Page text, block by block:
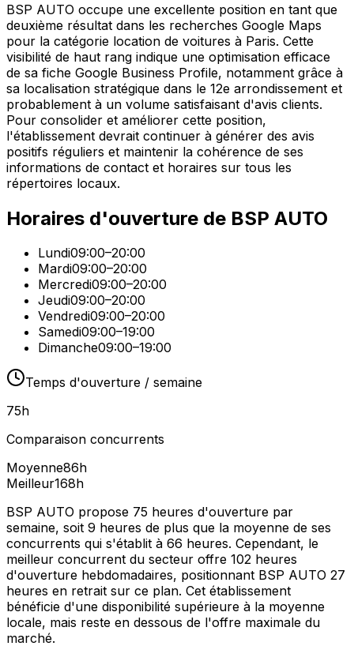
BSP AUTO occupe une excellente position en tant que
deuxième résultat dans les recherches Google Maps
pour la catégorie location de voitures à Paris. Cette
visibilité de haut rang indique une optimisation efficace
de sa fiche Google Business Profile, notamment grâce à
sa localisation stratégique dans le 12e arrondissement et
probablement à un volume satisfaisant d'avis clients.
Pour consolider et améliorer cette position,
l'établissement devrait continuer à générer des avis
positifs réguliers et maintenir la cohérence de ses
informations de contact et horaires sur tous les
répertoires locaux.
Horaires d'ouverture de BSP AUTO
Lundi09:00–20:00
Mardi09:00–20:00
Mercredi09:00–20:00
Jeudi09:00–20:00
Vendredi09:00–20:00
Samedi09:00–19:00
Dimanche09:00–19:00
Temps d'ouverture / semaine
75h
Comparaison concurrents
Moyenne86h
Meilleur168h
BSP AUTO propose 75 heures d'ouverture par
semaine, soit 9 heures de plus que la moyenne de ses
concurrents qui s'établit à 66 heures. Cependant, le
meilleur concurrent du secteur offre 102 heures
d'ouverture hebdomadaires, positionnant BSP AUTO 27
heures en retrait sur ce plan. Cet établissement
bénéficie d'une disponibilité supérieure à la moyenne
locale, mais reste en dessous de l'offre maximale du
marché.